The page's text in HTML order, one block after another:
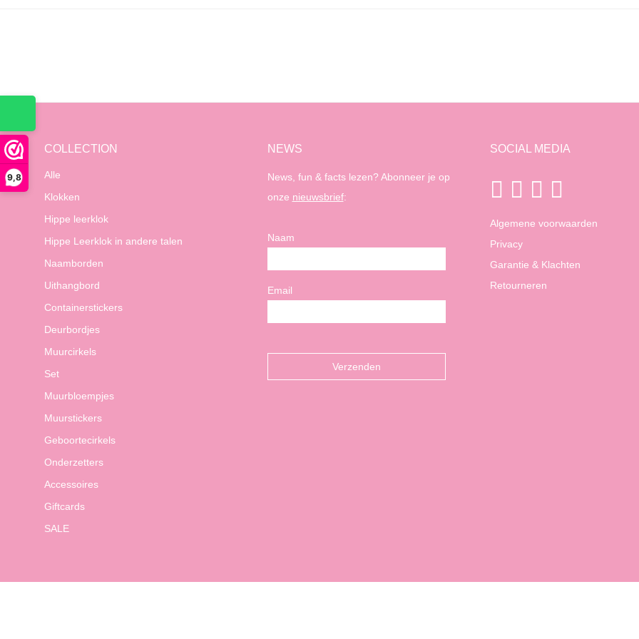
9,8
COLLECTION
Alle
Klokken
Hippe leerklok
Hippe Leerklok in andere talen
Naamborden
Uithangbord
Containerstickers
Deurbordjes
Muurcirkels
Set
Muurbloempjes
Muurstickers
Geboortecirkels
Onderzetters
Accessoires
Giftcards
SALE
NEWS
News, fun & facts lezen? Abonneer je op
onze nieuwsbrief:
Naam
Email
SOCIAL MEDIA
Algemene voorwaarden
Privacy
Garantie & Klachten
Retourneren